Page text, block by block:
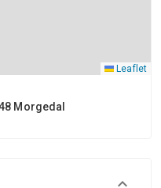
Leaflet
Morgedal